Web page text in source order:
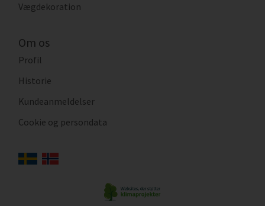
Vægdekoration
Om os
Profil
Historie
Kundeanmeldelser
Cookie og persondata